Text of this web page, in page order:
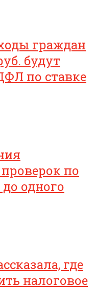
граждан
будут
по ставке
по
одного
где
налоговое